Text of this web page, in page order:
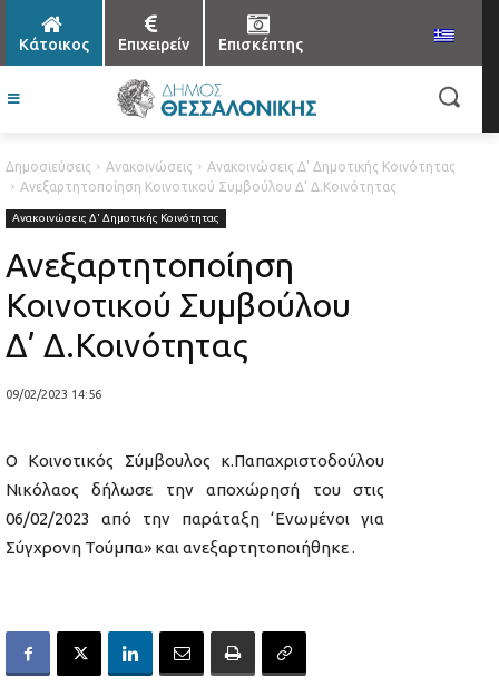
Κάτοικος Επιχειρείν Επισκέπτης
Δημοσιεύσεις Ανακοινώσεις
Ανακοινώσεις Δ' Δημοτικής Κοινότητας
Ανεξαρτητοποίηση Κοινοτικού Συμβούλου Δ’ Δ.Κοινότητας
Ανακοινώσεις Δ' Δημοτικής Κοινότητας
Ανεξαρτητοποίηση
Κοινοτικού Συμβούλου
Δ’ Δ.Κοινότητας
09/02/2023 14:56
Ο Κοινοτικός Σύμβουλος κ.Παπαχριστοδούλου
Νικόλαος δήλωσε την αποχώρησή του στις
06/02/2023 από την παράταξη ‘Ενωμένοι για
Σύγχρονη Τούμπα» και ανεξαρτητοποιήθηκε .